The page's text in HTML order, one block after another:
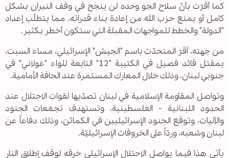
كما أقرّت بأنّ سلاح الجو وحده لن ينجح في وقف النيران بشكل
كامل أو يمنع حزب الله من إعادة بناء قدراته، مما يتطلّب إعداد
"الدولة" والخطط للمواجهات المقبلة التي ستكون أخطر بكثير.
من جهته، أقرّ المتحدّث باسم "الجيش" الإسرائيلي، مساء السبت،
بمقتل قائد فصيل في الكتيبة "12" التابعة للواء "غولاني" في
جنوبي لبنان، وذلك خلال المعارك المستمرة عند الحافة الأمامية.
وتواصل المقاومة الإسلامية في لبنان تصدّيها لقوات الاحتلال عند
الحدود اللبنانية - الفلسطينية، وتستهدف تجمّعات الجنود
والآليات، وتوقع الجنود الإسرائيليين في الكمائن، وذلك دفاعاً عن
لبنان وشعبه، وردّاً على الخروقات الإسرائيليّة.
يأتي هذا فيما يواصل الاحتلال الإسرائيلي خرقه لوقف إطلاق النار